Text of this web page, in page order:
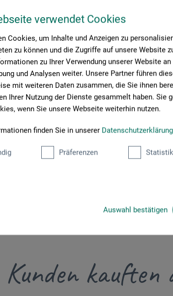
verwendet Cookies
Cookies, um Inhalte und Anzeigen zu
zu können und die Zugriffe auf unsere Website
zu Ihrer Verwendung unserer Website
und Analysen weiter. Unsere Partner führen
mit weiteren Daten zusammen, die Sie ihnen
Ihrer Nutzung der Dienste gesammelt haben. Sie
wenn Sie unsere Webseite weiterhin nutzen.
finden Sie in unserer Datenschutzerklärung
Präferenzen
Auswahl bestätigen
Hersteller-
finden Sie die Kontaktdaten des Herstellers zu
buechertisch.de
Kunden kauften